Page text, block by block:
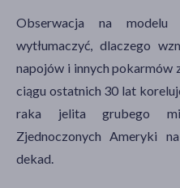
Obserwacja na modelu
wytłumaczyć, dlaczego
napojów i innych pokarmów
ciągu ostatnich 30 lat
raka jelita grubego
Zjednoczonych Ameryki
dekad.